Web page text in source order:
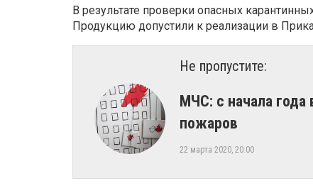
В результате проверки опасных
Продукцию допустили к реализации в
Не пропустите:
МЧС: с начала года
пожаров
22 марта 2020, 20:00